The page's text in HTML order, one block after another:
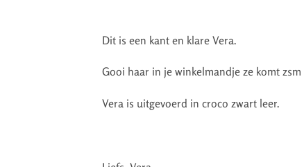
Dit is een kant en klare Vera.
Gooi haar in je winkelmandje ze komt
Vera is uitgevoerd in croco zwart leer.